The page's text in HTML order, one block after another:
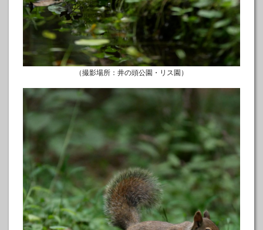
（撮影場所：井の頭公園・リス園）